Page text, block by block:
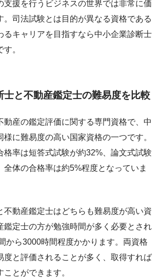
支援を行うビジネスの世界では非常に価
。司法試験とは目的が異なる資格である
るキャリアを目指すなら中小企業診断士
。
士と不動産鑑定士の難易度を比較
動産の鑑定評価に関する専門資格で、中
に難易度の高い国家資格の一つです。
格率は短答式試験が約32%、論文式試験
全体の合格率は約5%程度となっていま
不動産鑑定士はどちらも難易度が高い資
鑑定士の方が勉強時間が多く必要とされ
から3000時間程度かかります。両資格
度と評価されることが多く、取得すれば
とができます。